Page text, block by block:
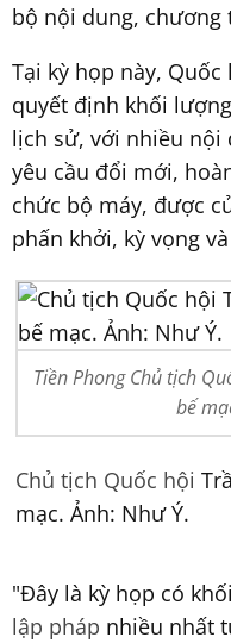
bộ nội dung, chương
Tại kỳ họp này,
quyết định khối
lịch sử, với nhiều nội
yêu cầu đổi mới,
chức bộ máy, được
phấn khởi, kỳ vọng
Tiền Phong Chủ tịch
bế
Chủ tịch Quốc hội
mạc. Ảnh: Như Ý.
"Đây là kỳ họp có
lập pháp nhiều nhất